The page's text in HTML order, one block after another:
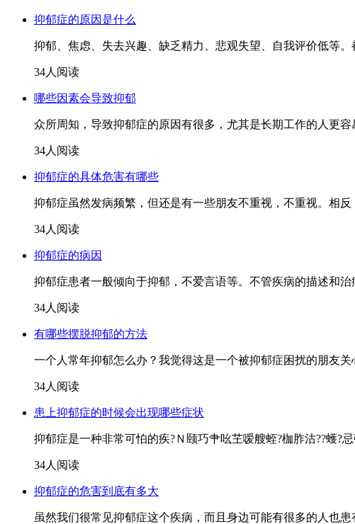
抑郁症的原因是什么
抑郁、焦虑、失去兴趣、缺乏精力、悲观失望、自我评价低等
34人阅读
哪些因素会导致抑郁
众所周知，导致抑郁症的原因有很多，尤其是长期工作的人更
34人阅读
抑郁症的具体危害有哪些
抑郁症虽然发病频繁，但还是有一些朋友不重视，不重视。相
34人阅读
抑郁症的病因
抑郁症患者一般倾向于抑郁，不爱言语等。不管疾病的描述和
34人阅读
有哪些摆脱抑郁的方法
一个人常年抑郁怎么办？我觉得这是一个被抑郁症困扰的朋友
34人阅读
患上抑郁症的时候会出现哪些症状
抑郁症是一种非常可怕的疾?Ｎ颐巧肀吆芏嗳艘蛭?枷胙沽??蠖?
34人阅读
抑郁症的危害到底有多大
虽然我们很常见抑郁症这个疾病，而且身边可能有很多的人也